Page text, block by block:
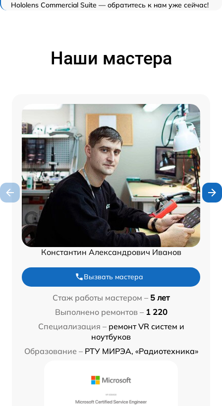
Hololens Commercial Suite — обратитесь к нам уже сейчас!
Наши мастера
Константин Александрович Иванов
Вызвать мастера
Стаж работы мастером – 5 лет
Выполнено ремонтов – 1 220
Специализация – ремонт VR систем и
ноутбуков
Образование – РТУ МИРЭА, «Радиотехника»